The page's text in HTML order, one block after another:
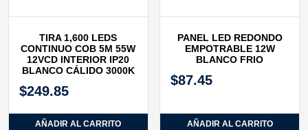
TIRA 1,600 LEDS
CONTINUO COB 5M 55W
12VCD INTERIOR IP20
BLANCO CÁLIDO 3000K
$249.85
AÑADIR AL CARRITO
PANEL LED REDONDO
EMPOTRABLE 12W
BLANCO FRIO
$87.45
AÑADIR AL CARRITO